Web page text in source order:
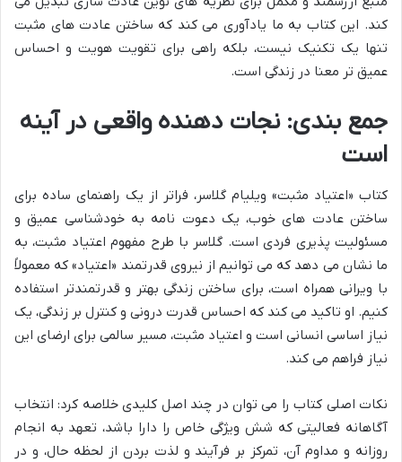
کند. این کتاب به ما یادآوری می کند که ساختن عادت های مثبت
تنها یک تکنیک نیست، بلکه راهی برای تقویت هویت و احساس
عمیق تر معنا در زندگی است.
جمع بندی: نجات دهنده واقعی در آینه
است
کتاب «اعتیاد مثبت» ویلیام گلاسر، فراتر از یک راهنمای ساده برای
ساختن عادت های خوب، یک دعوت نامه به خودشناسی عمیق و
مسئولیت پذیری فردی است. گلاسر با طرح مفهوم اعتیاد مثبت، به
ما نشان می دهد که می توانیم از نیروی قدرتمند «اعتیاد» که معمولاً
با ویرانی همراه است، برای ساختن زندگی بهتر و قدرتمندتر استفاده
کنیم. او تاکید می کند که احساس قدرت درونی و کنترل بر زندگی، یک
نیاز اساسی انسانی است و اعتیاد مثبت، مسیر سالمی برای ارضای این
نیاز فراهم می کند.
نکات اصلی کتاب را می توان در چند اصل کلیدی خلاصه کرد: انتخاب
آگاهانه فعالیتی که شش ویژگی خاص را دارا باشد، تعهد به انجام
روزانه و مداوم آن، تمرکز بر فرآیند و لذت بردن از لحظه حال، و در